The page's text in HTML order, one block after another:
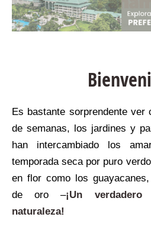
Es bastante sorprendente ver
de semanas, los jardines y
han intercambiado los
temporada seca por puro
en flor como los
de oro –¡Un
naturaleza!